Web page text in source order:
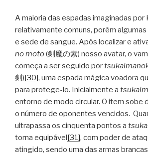
A maioria das espadas imaginadas por
relativamente comuns, porém
e sede de sangue. Após localizar e
no moto(剣魔の素) nosso avatar, o
começa a ser seguido por
剣)[30], uma espada mágica voadora
para protege-lo. Inicialmente a
entorno de modo circular. O item sobe
o número de oponentes vencidos.
ultrapassa os cinquenta pontos a
torna equipável[31], com poder de
atingido, sendo uma das armas